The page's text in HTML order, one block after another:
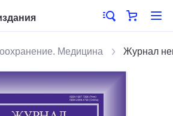
Медицина Журнал